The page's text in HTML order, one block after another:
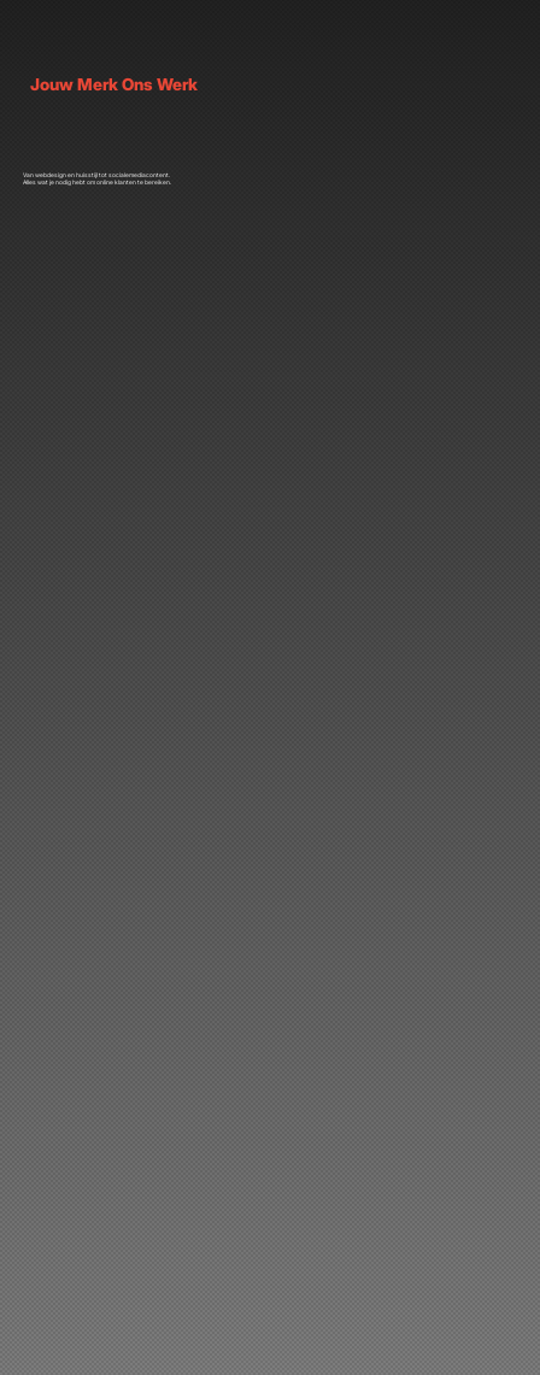
Jouw Merk Ons Werk
Van webdesign en huisstijl tot socialemediacontent.
Alles wat je nodig hebt om online klanten te bereiken.